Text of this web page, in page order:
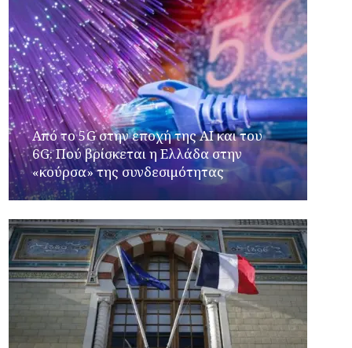
Από το 5G στην εποχή της AI και του
6G: Πού βρίσκεται η Ελλάδα στην
«κούρσα» της συνδεσιμότητας